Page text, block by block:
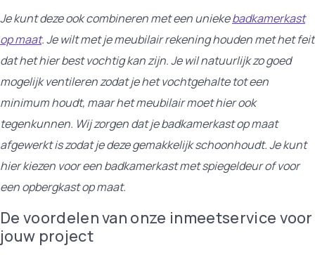
Je kunt deze ook combineren met een uniekebadkamerkast
op maat. Je wilt met je meubilair rekening houden met het feit
dat het hier best vochtig kan zijn. Je wil natuurlijk zo goed
mogelijk ventileren zodat je het vochtgehalte tot een
minimum houdt, maar het meubilair moet hier ook
tegenkunnen. Wij zorgen dat je badkamerkast op maat
afgewerkt is zodat je deze gemakkelijk schoonhoudt. Je kunt
hier kiezen voor een badkamerkast met spiegeldeur of voor
een opbergkast op maat.
De voordelen van onze inmeetservice voor
jouw project